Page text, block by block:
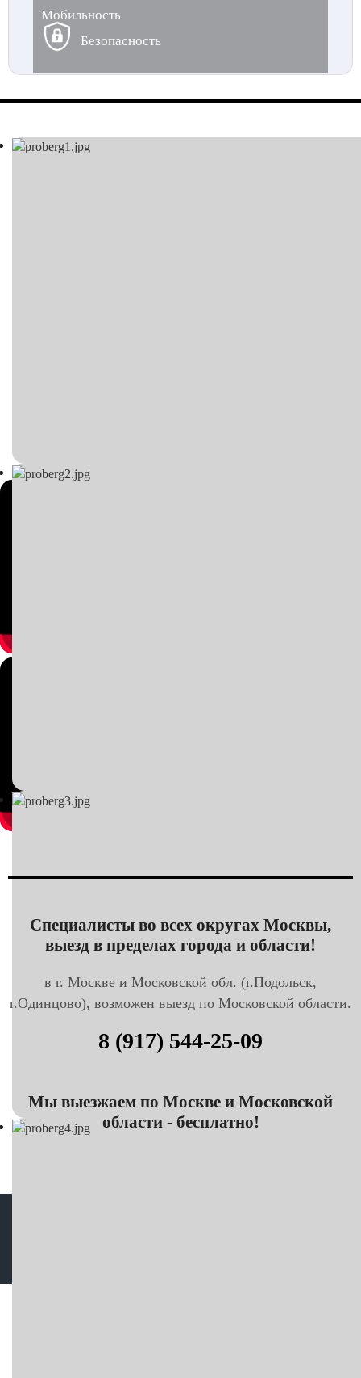
Мобильность
Безопасность
Специалисты во всех округах Москвы,
выезд в пределах города и области!
в г. Москве и Московской обл. (г.Подольск,
г.Одинцово), возможен выезд по Московской области.
8 (917) 544-25-09
Мы выезжаем по Москве и Московской
области - бесплатно!